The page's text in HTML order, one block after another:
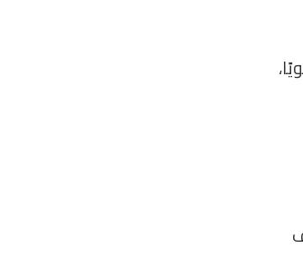
يبدأ من 16.25% سنويًا،
يُضاف